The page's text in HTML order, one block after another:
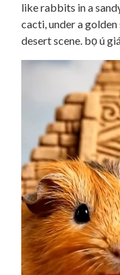
like rabbits in a
cacti, under a
desert scene. bọ ú